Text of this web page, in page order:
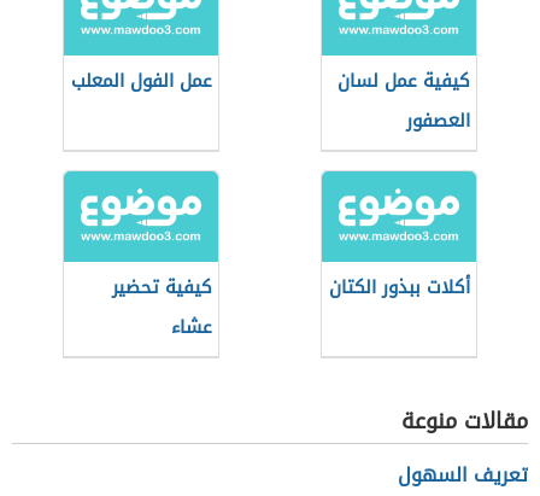
كيفية عمل لسان
العصفور
عمل الفول المعلب
أكلات ببذور الكتان
كيفية تحضير
عشاء
مقالات منوعة
تعريف السهول